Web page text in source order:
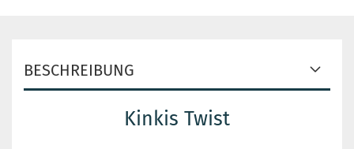
BESCHREIBUNG
Kinkis Twist